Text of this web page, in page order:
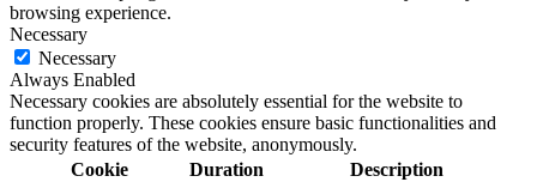
browsing experience.
Necessary
Necessary
Always Enabled
Necessary cookies are absolutely essential for the website to
function properly. These cookies ensure basic functionalities and
security features of the website, anonymously.
Cookie
Duration Description